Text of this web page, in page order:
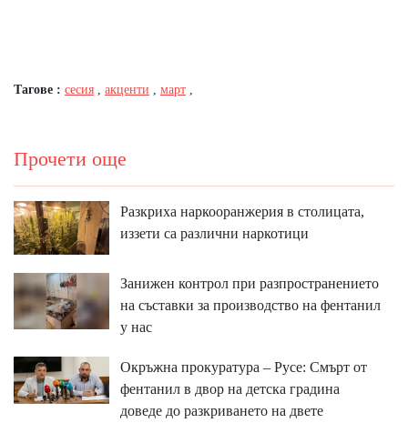
Тагове : сесия , акценти , март ,
Прочети още
Разкриха наркооранжерия в столицата,
иззети са различни наркотици
Занижен контрол при разпространението
на съставки за производство на фентанил
у нас
Окръжна прокуратура – Русе: Смърт от
фентанил в двор на детска градина
доведе до разкриването на двете